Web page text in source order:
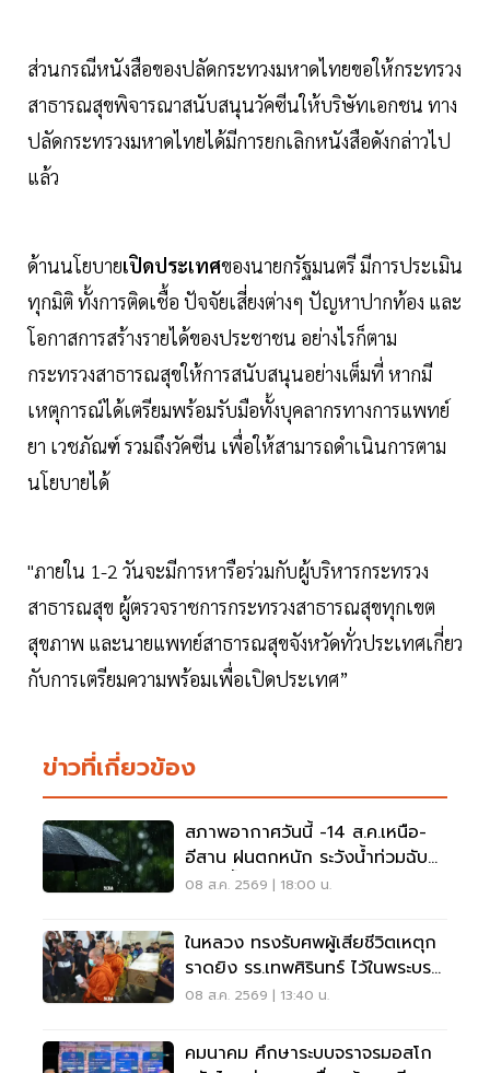
ส่วนกรณีหนังสือของปลัดกระทวงมหาดไทยขอให้กระทรวง
สาธารณสุขพิจารณาสนับสนุนวัคซีนให้บริษัทเอกชน ทาง
ปลัดกระทรวงมหาดไทยได้มีการยกเลิกหนังสือดังกล่าวไป
แล้ว
ด้านนโยบายเปิดประเทศของนายกรัฐมนตรี มีการประเมิน
ทุกมิติ ทั้งการติดเชื้อ ปัจจัยเสี่ยงต่างๆ ปัญหาปากท้อง และ
โอกาสการสร้างรายได้ของประชาชน อย่างไรก็ตาม
กระทรวงสาธารณสุขให้การสนับสนุนอย่างเต็มที่ หากมี
เหตุการณ์ได้เตรียมพร้อมรับมือทั้งบุคลากรทางการแพทย์
ยา เวชภัณฑ์ รวมถึงวัคซีน เพื่อให้สามารถดำเนินการตาม
นโยบายได้
"ภายใน 1-2 วันจะมีการหารือร่วมกับผู้บริหารกระทรวง
สาธารณสุข ผู้ตรวจราชการกระทรวงสาธารณสุขทุกเขต
สุขภาพ และนายแพทย์สาธารณสุขจังหวัดทั่วประเทศเกี่ยว
กับการเตรียมความพร้อมเพื่อเปิดประเทศ”
ข่าวที่เกี่ยวข้อง
สภาพอากาศวันนี้ -14 ส.ค.เหนือ-
อีสาน ฝนตกหนัก ระวังน้ำท่วมฉับ
พลัน น้ำป่าไหลหลาก
08 ส.ค. 2569 | 18:00 น.
ในหลวง ทรงรับศพผู้เสียชีวิตเหตุก
ราดยิง รร.เทพศิรินทร์ ไว้ในพระบรม
ราชานุเคราะห์
08 ส.ค. 2569 | 13:40 น.
คมนาคม ศึกษาระบบจราจรมอสโก